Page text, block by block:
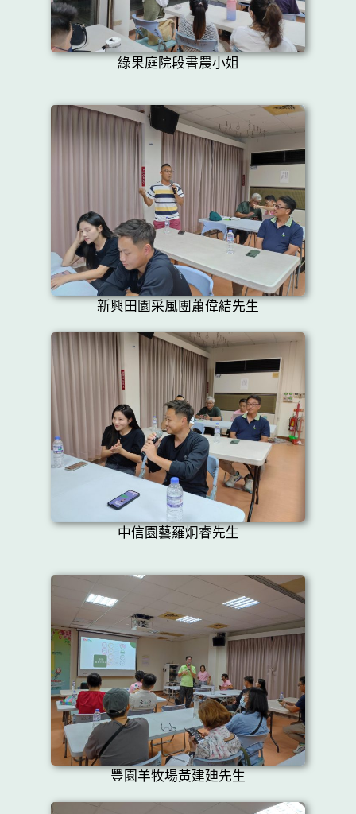
綠果庭院段書農小姐
新興田園采風團蕭偉結先生
中信園藝羅炯睿先生
豐園羊牧場黃建廸先生